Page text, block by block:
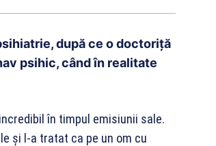
după ce o doctoriță
psihic, când în realitate
în timpul emisiunii sale.
şi l-a tratat ca pe un om cu